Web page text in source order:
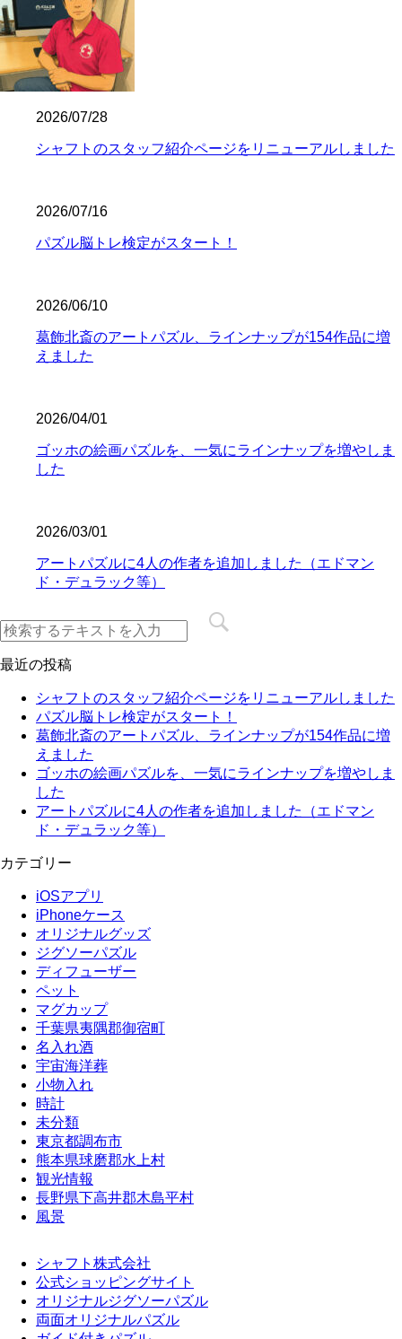
2026/07/28
シャフトのスタッフ紹介ページをリニューアルしました
2026/07/16
パズル脳トレ検定がスタート！
2026/06/10
葛飾北斎のアートパズル、ラインナップが154作品に増
えました
2026/04/01
ゴッホの絵画パズルを、一気にラインナップを増やしま
した
2026/03/01
アートパズルに4人の作者を追加しました（エドマン
ド・デュラック等）
最近の投稿
シャフトのスタッフ紹介ページをリニューアルしました
パズル脳トレ検定がスタート！
葛飾北斎のアートパズル、ラインナップが154作品に増
えました
ゴッホの絵画パズルを、一気にラインナップを増やしま
した
アートパズルに4人の作者を追加しました（エドマン
ド・デュラック等）
カテゴリー
iOSアプリ
iPhoneケース
オリジナルグッズ
ジグソーパズル
ディフューザー
ペット
マグカップ
千葉県夷隅郡御宿町
名入れ酒
宇宙海洋葬
小物入れ
時計
未分類
東京都調布市
熊本県球磨郡水上村
観光情報
長野県下高井郡木島平村
風景
シャフト株式会社
公式ショッピングサイト
オリジナルジグソーパズル
両面オリジナルパズル